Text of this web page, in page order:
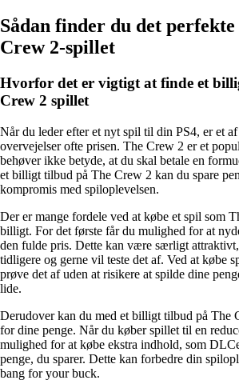
Sådan finder du det
Crew 2-spillet
Hvorfor det er vigtigt at finde et
Crew 2 spillet
Når du leder efter et nyt spil til din PS4, er et
overvejelser ofte prisen. The Crew 2 er et
behøver ikke betyde, at du skal betale en
et billigt tilbud på The Crew 2 kan du spare
kompromis med spiloplevelsen.
Der er mange fordele ved at købe et spil som
billigt. For det første får du mulighed for at
den fulde pris. Dette kan være særligt
tidligere og gerne vil teste det af. Ved at købe
prøve det af uden at risikere at spilde dine
lide.
Derudover kan du med et billigt tilbud på The
for dine penge. Når du køber spillet til en
mulighed for at købe ekstra indhold, som
penge, du sparer. Dette kan forbedre din
bang for your buck.